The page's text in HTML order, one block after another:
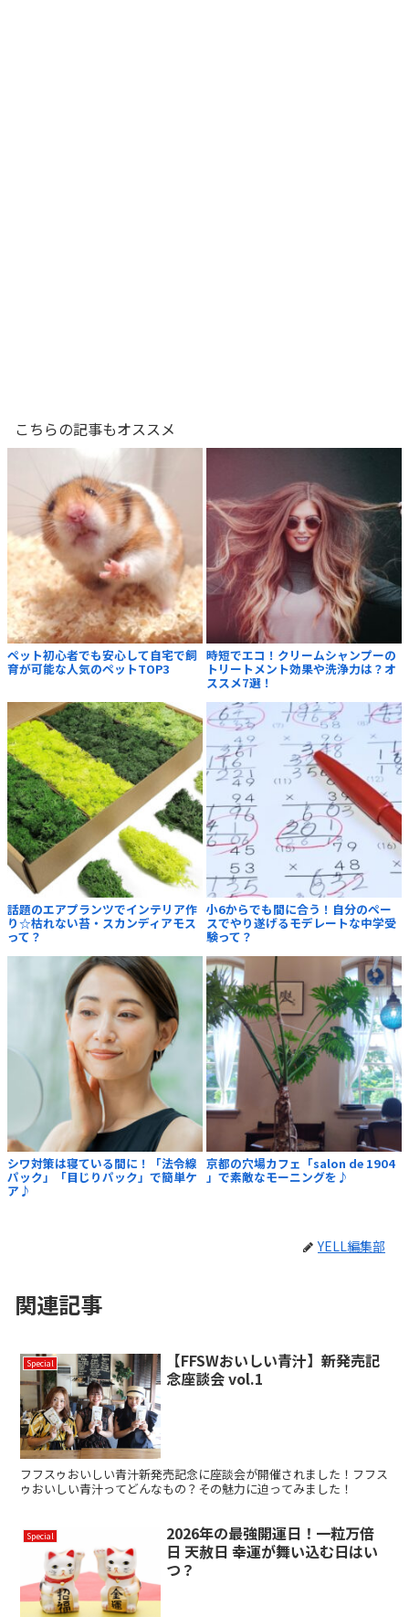
こちらの記事もオススメ
ペット初心者でも安心して自宅で飼
育が可能な人気のペットTOP3
時短でエコ！クリームシャンプーの
トリートメント効果や洗浄力は？オ
ススメ7選！
話題のエアプランツでインテリア作
り☆枯れない苔・スカンディアモス
って？
小6からでも間に合う！自分のペー
スでやり遂げるモデレートな中学受
験って？
シワ対策は寝ている間に！「法令線
パック」「目じりパック」で簡単ケ
ア♪
京都の穴場カフェ「salon de 1904
」で素敵なモーニングを♪
YELL編集部
関連記事
Special
【FFSWおいしい青汁】新発売記
念座談会 vol.1
フフスゥおいしい青汁新発売記念に座談会が開催されました！フフス
ゥおいしい青汁ってどんなもの？その魅力に迫ってみました！
Special
2026年の最強開運日！一粒万倍
日 天赦日 幸運が舞い込む日はい
つ？